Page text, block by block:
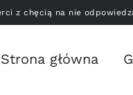
z chęcią na nie
Strona główna